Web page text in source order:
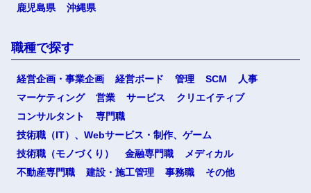
鹿児島県
沖縄県
職種で探す
経営企画・事業企画 経営ボード 管理 SCM
人事
マーケティング
営業 サービス
クリエイティブ
コンサルタント
専門職
技術職（IT）、Webサービス・制作、ゲーム
技術職（モノづくり）
金融専門職
メディカル
不動産専門職
建設・施工管理 事務職 その他